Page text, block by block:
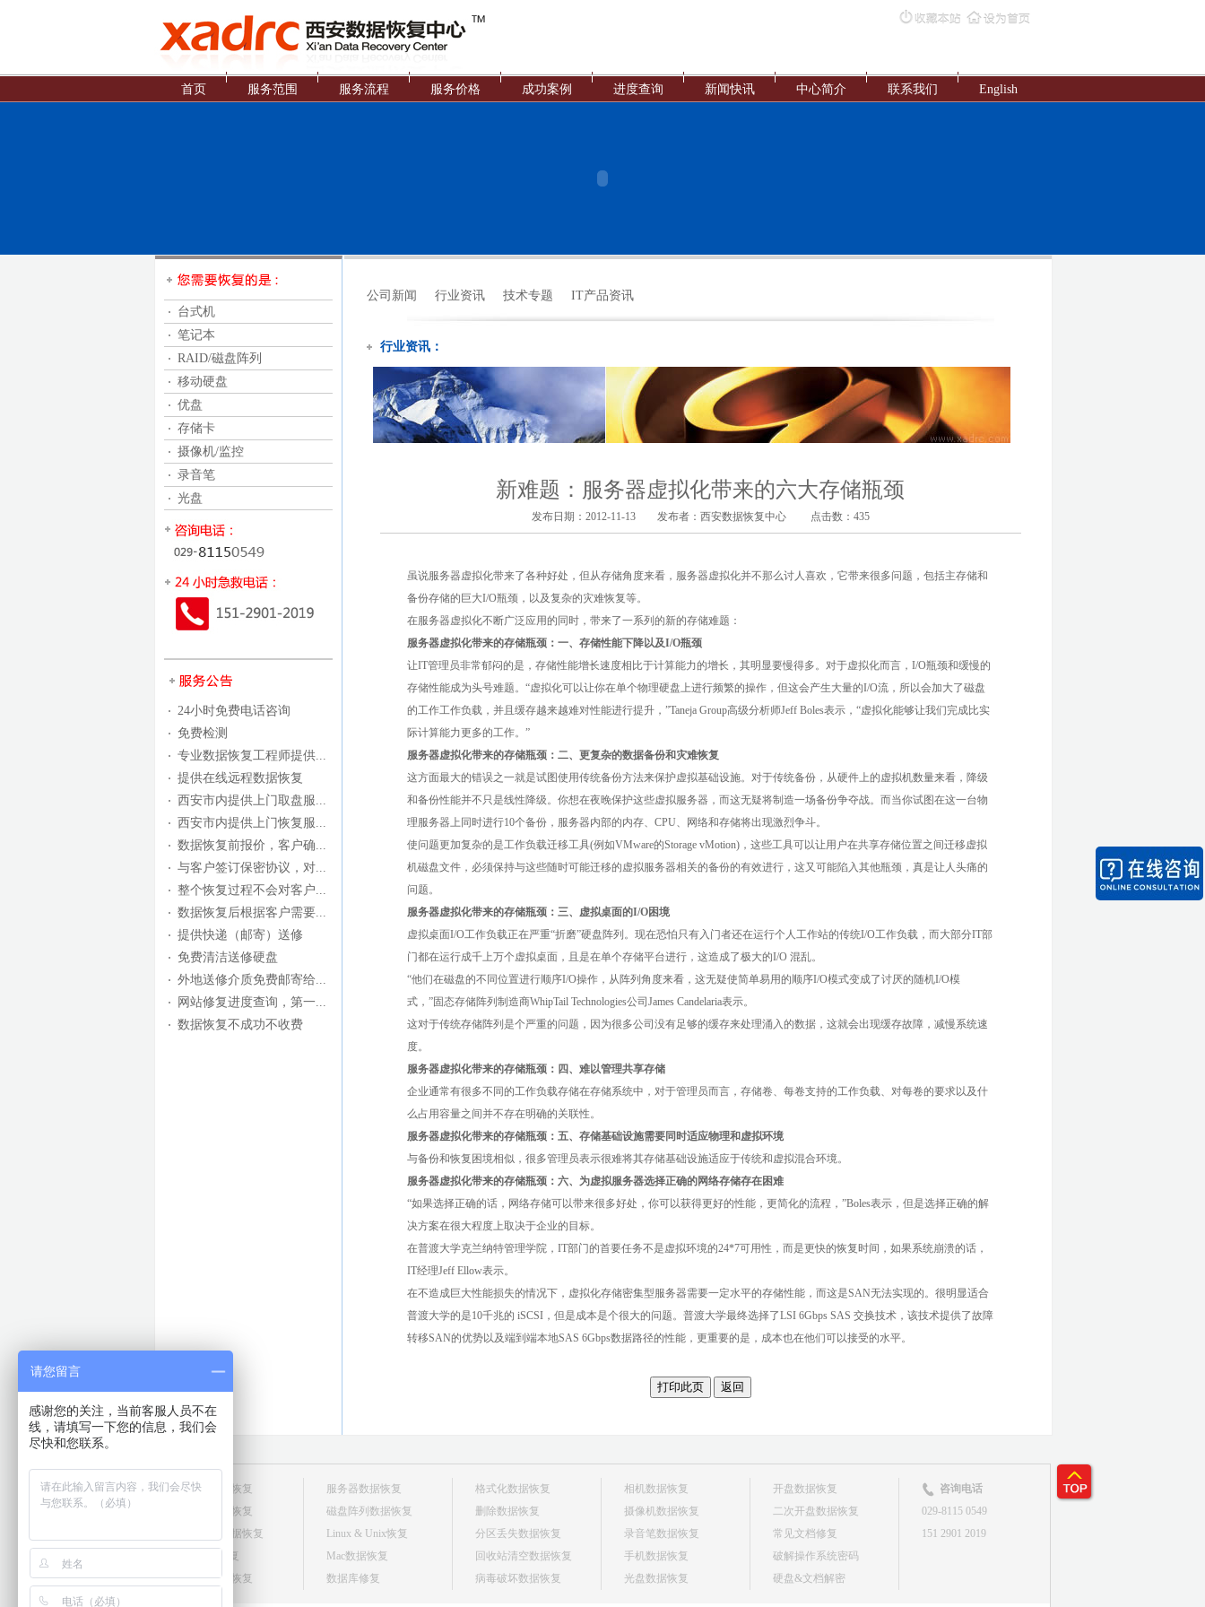
首页 服务范围 服务流程 服务价格 成功案例 进度查询 新闻快讯 中心简介 联系我们 English
台式机
笔记本
RAID/磁盘阵列
移动硬盘
优盘
存储卡
摄像机/监控
录音笔
光盘
24小时免费电话咨询
免费检测
专业数据恢复工程师提供...
提供在线远程数据恢复
西安市内提供上门取盘服...
西安市内提供上门恢复服...
数据恢复前报价，客户确...
与客户签订保密协议，对...
整个恢复过程不会对客户...
数据恢复后根据客户需要...
提供快递（邮寄）送修
免费清洁送修硬盘
外地送修介质免费邮寄给...
网站修复进度查询，第一...
数据恢复不成功不收费
公司新闻 行业资讯 技术专题 IT产品资讯
行业资讯：
新难题：服务器虚拟化带来的六大存储瓶颈
发布日期：2012-11-13 发布者： 西安数据恢复中心点击数： 435
虽说服务器虚拟化带来了各种好处，但从存储角度来看，服务器虚拟化并不那么讨人喜欢，它带来很多问题，包括主存储和
备份存储的巨大I/O瓶颈，以及复杂的灾难恢复等。
在服务器虚拟化不断广泛应用的同时，带来了一系列的新的存储难题：
服务器虚拟化带来的存储瓶颈：一、存储性能下降以及I/O瓶颈
让IT管理员非常郁闷的是，存储性能增长速度相比于计算能力的增长，其明显要慢得多。对于虚拟化而言，I/O瓶颈和缓慢的
存储性能成为头号难题。“虚拟化可以让你在单个物理硬盘上进行频繁的操作，但这会产生大量的I/O流，所以会加大了磁盘
的工作工作负载，并且缓存越来越难对性能进行提升，”Taneja Group高级分析师Jeff Boles表示，“虚拟化能够让我们完成比实
际计算能力更多的工作。”
服务器虚拟化带来的存储瓶颈：二、更复杂的数据备份和灾难恢复
这方面最大的错误之一就是试图使用传统备份方法来保护虚拟基础设施。对于传统备份，从硬件上的虚拟机数量来看，降级
和备份性能并不只是线性降级。你想在夜晚保护这些虚拟服务器，而这无疑将制造一场备份争夺战。而当你试图在这一台物
理服务器上同时进行10个备份，服务器内部的内存、CPU、网络和存储将出现激烈争斗。
使问题更加复杂的是工作负载迁移工具(例如VMware的Storage vMotion)，这些工具可以让用户在共享存储位置之间迁移虚拟
机磁盘文件，必须保持与这些随时可能迁移的虚拟服务器相关的备份的有效进行，这又可能陷入其他瓶颈，真是让人头痛的
问题。
服务器虚拟化带来的存储瓶颈：三、虚拟桌面的I/O困境
虚拟桌面I/O工作负载正在严重“折磨”硬盘阵列。现在恐怕只有入门者还在运行个人工作站的传统I/O工作负载，而大部分IT部
门都在运行成千上万个虚拟桌面，且是在单个存储平台进行，这造成了极大的I/O 混乱。
“他们在磁盘的不同位置进行顺序I/O操作，从阵列角度来看，这无疑使简单易用的顺序I/O模式变成了讨厌的随机I/O模
式，”固态存储阵列制造商WhipTail Technologies公司James Candelaria表示。
这对于传统存储阵列是个严重的问题，因为很多公司没有足够的缓存来处理涌入的数据，这就会出现缓存故障，减慢系统速
度。
服务器虚拟化带来的存储瓶颈：四、难以管理共享存储
企业通常有很多不同的工作负载存储在存储系统中，对于管理员而言，存储卷、每卷支持的工作负载、对每卷的要求以及什
么占用容量之间并不存在明确的关联性。
服务器虚拟化带来的存储瓶颈：五、存储基础设施需要同时适应物理和虚拟环境
与备份和恢复困境相似，很多管理员表示很难将其存储基础设施适应于传统和虚拟混合环境。
服务器虚拟化带来的存储瓶颈：六、为虚拟服务器选择正确的网络存储存在困难
“如果选择正确的话，网络存储可以带来很多好处，你可以获得更好的性能，更简化的流程，”Boles表示，但是选择正确的解
决方案在很大程度上取决于企业的目标。
在普渡大学克兰纳特管理学院，IT部门的首要任务不是虚拟环境的24*7可用性，而是更快的恢复时间，如果系统崩溃的话，
IT经理Jeff Ellow表示。
在不造成巨大性能损失的情况下，虚拟化存储密集型服务器需要一定水平的存储性能，而这是SAN无法实现的。很明显适合
普渡大学的是10千兆的 iSCSI，但是成本是个很大的问题。普渡大学最终选择了LSI 6Gbps SAS 交换技术，该技术提供了故障
转移SAN的优势以及端到端本地SAS 6Gbps数据路径的性能，更重要的是，成本也在他们可以接受的水平。
台式机数据恢复
笔记本数据恢复
移动硬盘数据恢复
U盘数据恢复
存储卡数据恢复
服务器数据恢复
磁盘阵列数据恢复
Linux & Unix恢复
Mac数据恢复
数据库修复
格式化数据恢复
删除数据恢复
分区丢失数据恢复
回收站清空数据恢复
病毒破坏数据恢复
相机数据恢复
摄像机数据恢复
录音笔数据恢复
手机数据恢复
光盘数据恢复
开盘数据恢复
二次开盘数据恢复
常见文档修复
破解操作系统密码
硬盘&文档解密
咨询电话
029-8115 0549
151 2901 2019
请您留言
感谢您的关注，当前客服人员不在
线，请填写一下您的信息，我们会
尽快和您联系。